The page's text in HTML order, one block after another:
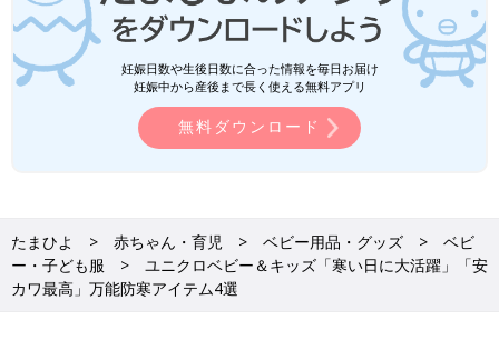
妊娠日数や生後日数に合った情報を毎日お届け
妊娠中から産後まで長く使える無料アプリ
無料ダウンロード
たまひよ 赤ちゃん・育児 ベビー用品・グッズ
ベビ
ー・子ども服
ユニクロベビー＆キッズ「寒い日に大活躍」「安
カワ最高」万能防寒アイテム4選